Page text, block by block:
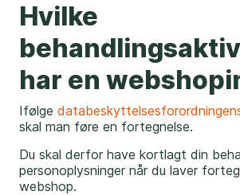
Hvilke
har en
Ifølge
skal man føre en fortegnelse.
Du skal derfor have kortlagt din
personoplysninger når du laver
webshop.